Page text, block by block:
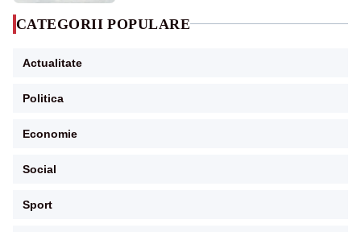
CATEGORII POPULARE
Actualitate
Politica
Economie
Social
Sport